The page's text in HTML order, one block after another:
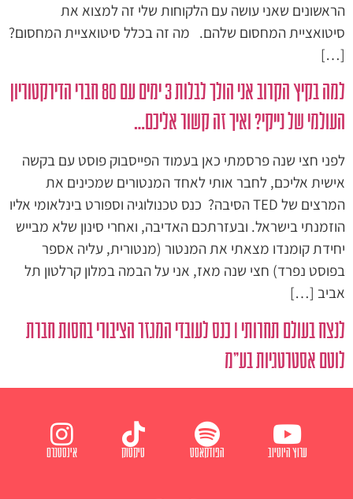
הראשונים שאני עושה עם הלקוחות שלי זה למצוא את
סיטואציית המחסום שלהם. מה זה בכלל סיטואציית המחסום?
[…]
למה בקיץ הקרוב אני הולך לבלות 3 ימים עם 80 חברי הדירקטוריון
העולמי של נייקי? ואיך זה קשור אליכם…
לפני חצי שנה פרסמתי כאן בעמוד הפייסבוק פוסט עם בקשה
אישית אליכם, לחבר אותי לאחד המנטורים שמכינים את
המרצים של TED הסיבה? כנס טכנולוגיה וספורט בינלאומי אליו
הוזמנתי בישראל. ובעזרתכם האדיבה, ואחרי סינון שלא מבייש
יחידת קומנדו מצאתי את המנטור (מנטורית, עליה אספר
בפוסט נפרד) חצי שנה מאז, אני על הבמה במלון קרלטון תל
אביב […]
לנצח בעולם תחרותי I כנס לעובדי המגזר הציבורי בחסות חברת
לוטם אסטרטגיות בע"מ
ערוץ היוטיוב הפודקאסט טיקטוק אינסטגרם